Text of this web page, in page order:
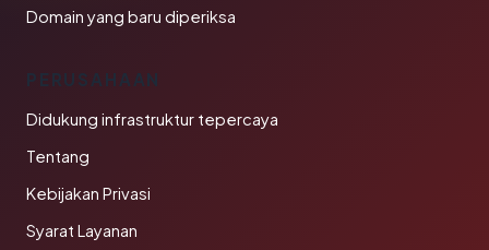
Domain yang baru diperiksa
PERUSAHAAN
Didukung infrastruktur tepercaya
Tentang
Kebijakan Privasi
Syarat Layanan